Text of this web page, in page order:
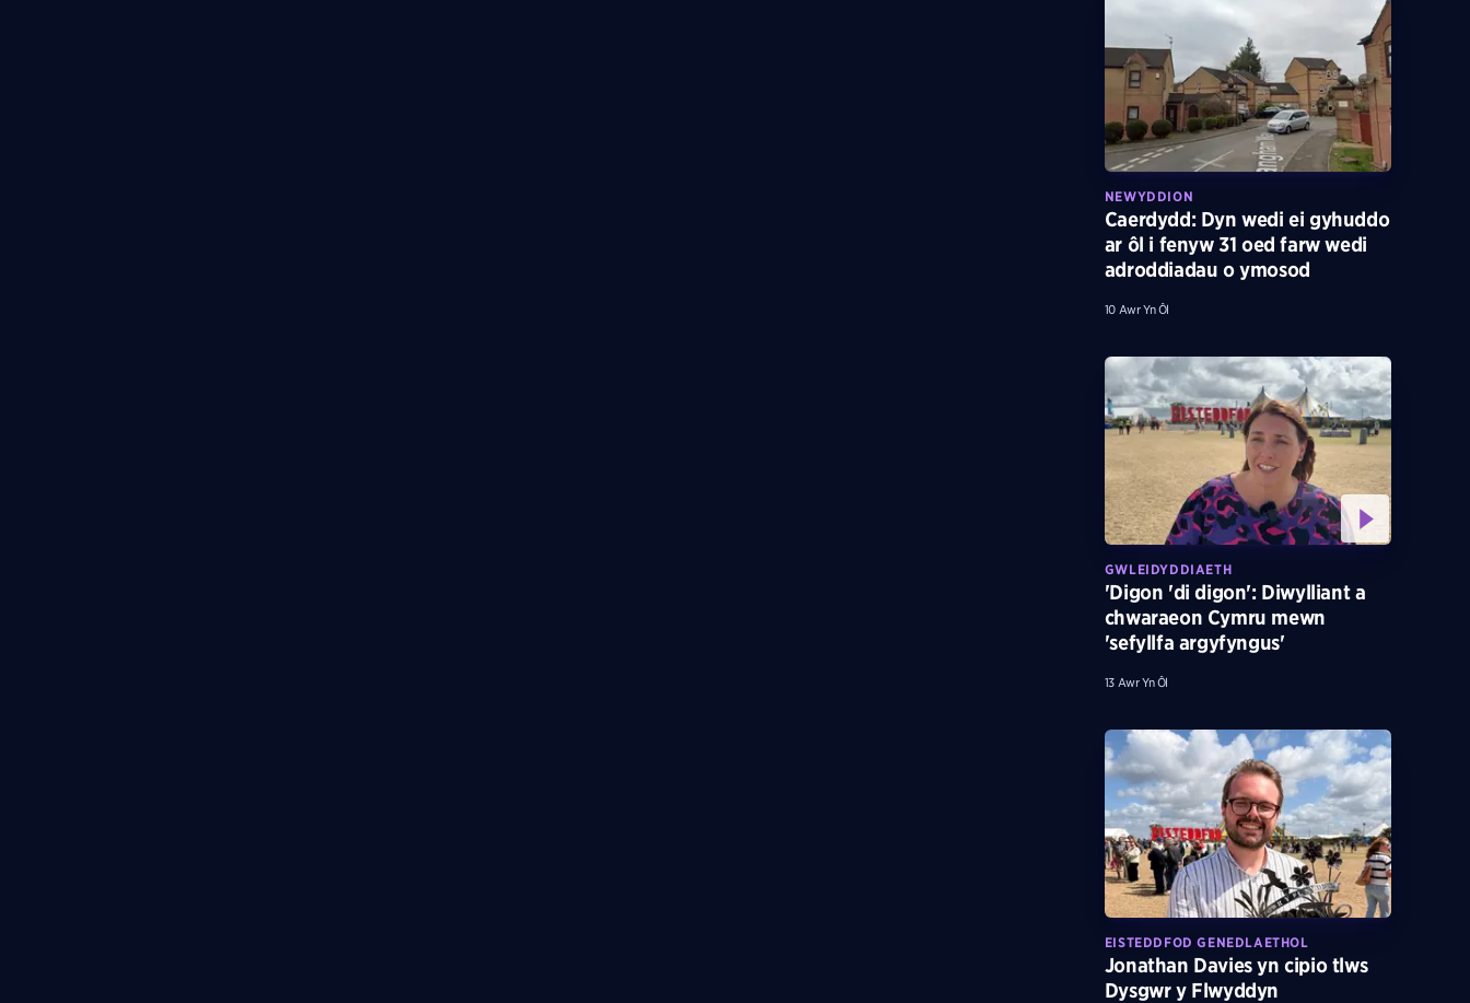
NEWYDDION
Caerdydd: Dyn wedi ei gyhuddo
ar ôl i fenyw 31 oed farw wedi
adroddiadau o ymosod
10 Awr Yn Ôl
GWLEIDYDDIAETH
'Digon 'di digon': Diwylliant a
chwaraeon Cymru mewn
'sefyllfa argyfyngus'
13 Awr Yn Ôl
EISTEDDFOD GENEDLAETHOL
Jonathan Davies yn cipio tlws
Dysgwr y Flwyddyn